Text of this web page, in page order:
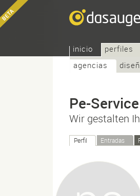
inicio
perfiles
agencias
Pe-Service
Wir gestalten
Perfil Entradas